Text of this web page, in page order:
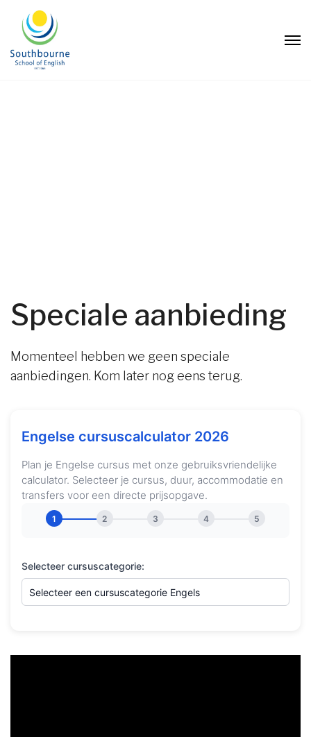
Speciale aanbieding
Momenteel hebben we geen speciale
aanbiedingen. Kom later nog eens terug.
Engelse cursuscalculator 2026
Plan je Engelse cursus met onze gebruiksvriendelijke
calculator. Selecteer je cursus, duur, accommodatie en
transfers voor een directe prijsopgave.
1 2 3 4 5
Selecteer cursuscategorie: